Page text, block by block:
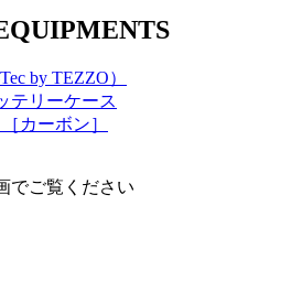
by TEZZO）
テリーケース
カーボン］
でご覧ください